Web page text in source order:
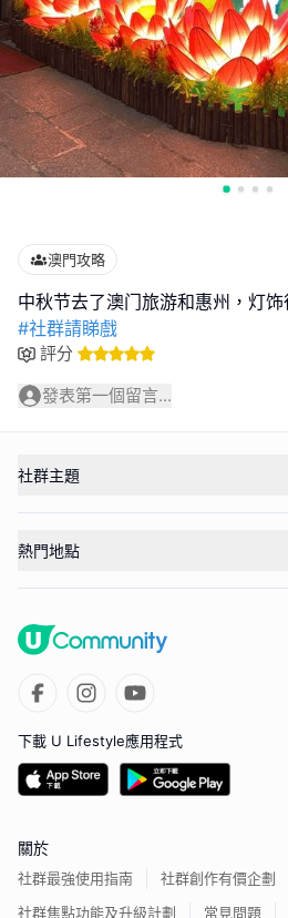
澳門攻略
#社群請睇戲
評分
發表第一個留言...
社群主題
熱門地點
下載 U Lifestyle應用程式
關於
社群最強使用指南
社群創作有價企劃
社群焦點功能及升級計劃
常見問題